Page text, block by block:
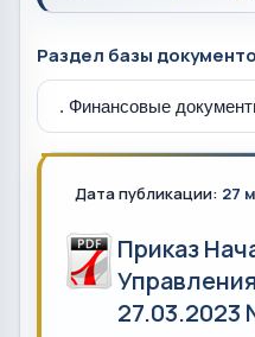
Раздел базы
Дата публикации: 27
Приказ
27.03.2023